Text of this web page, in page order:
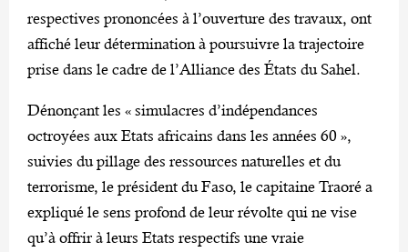
respectives prononcées à l’ouverture des travaux, ont
affiché leur détermination à poursuivre la trajectoire
prise dans le cadre de l’Alliance des États du Sahel.
Dénonçant les « simulacres d’indépendances
octroyées aux Etats africains dans les années 60 »,
suivies du pillage des ressources naturelles et du
terrorisme, le président du Faso, le capitaine Traoré a
expliqué le sens profond de leur révolte qui ne vise
qu’à offrir à leurs Etats respectifs une vraie